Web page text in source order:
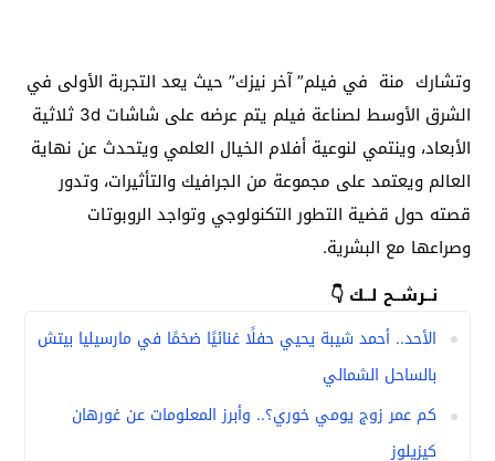
وتشارك منة في فيلم” آخر نيزك” حيث يعد التجربة الأولى في
الشرق الأوسط لصناعة فيلم يتم عرضه على شاشات 3d ثلاثية
الأبعاد، وينتمي لنوعية أفلام الخيال العلمي ويتحدث عن نهاية
العالم ويعتمد على مجموعة من الجرافيك والتأثيرات، وتدور
قصته حول قضية التطور التكنولوجي وتواجد الروبوتات
وصراعها مع البشرية.
نــرشــح لــك 👇
الأحد.. أحمد شيبة يحيي حفلًا غنائيًا ضخمًا في مارسيليا بيتش
بالساحل الشمالي
كم عمر زوج يومي خوري؟.. وأبرز المعلومات عن غورهان
كيزيلوز